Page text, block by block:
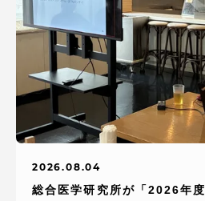
2026.08.04
総合医学研究所が「2026年